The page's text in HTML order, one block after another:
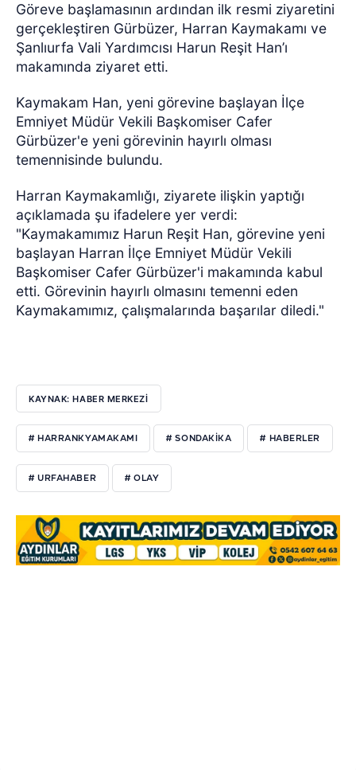
Göreve başlamasının ardından ilk resmi ziyaretini
gerçekleştiren Gürbüzer, Harran Kaymakamı ve
Şanlıurfa Vali Yardımcısı Harun Reşit Han’ı
makamında ziyaret etti.
Kaymakam Han, yeni görevine başlayan İlçe
Emniyet Müdür Vekili Başkomiser Cafer
Gürbüzer'e yeni görevinin hayırlı olması
temennisinde bulundu.
Harran Kaymakamlığı, ziyarete ilişkin yaptığı
açıklamada şu ifadelere yer verdi:
"Kaymakamımız Harun Reşit Han, görevine yeni
başlayan Harran İlçe Emniyet Müdür Vekili
Başkomiser Cafer Gürbüzer'i makamında kabul
etti. Görevinin hayırlı olmasını temenni eden
Kaymakamımız, çalışmalarında başarılar diledi."
KAYNAK: HABER MERKEZI
# HARRANKYAMAKAMI # SONDAKİKA # HABERLER
# URFAHABER # OLAY